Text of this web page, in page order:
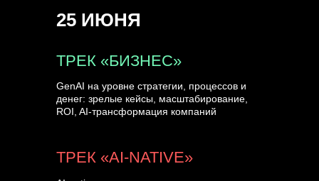
ТРЕК «БИЗНЕС»
GenAI на уровне стратегии, процессов и
денег: зрелые кейсы, масштабирование,
ROI, AI-трансформация компаний
ТРЕК «AI-NATIVE»
25 ИЮНЯ